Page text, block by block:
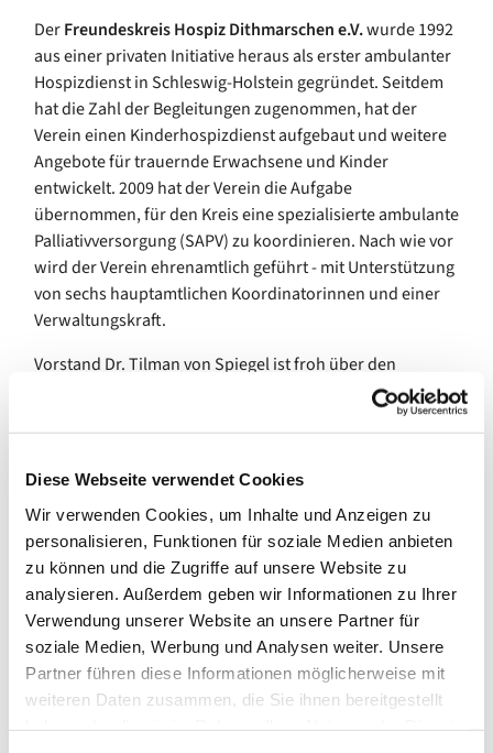
Diese Webseite verwendet Cookies
Wir verwenden Cookies, um Inhalte und Anzeigen zu
personalisieren, Funktionen für soziale Medien anbieten
zu können und die Zugriffe auf unsere Website zu
analysieren. Außerdem geben wir Informationen zu Ihrer
Verwendung unserer Website an unsere Partner für
soziale Medien, Werbung und Analysen weiter. Unsere
Partner führen diese Informationen möglicherweise mit
weiteren Daten zusammen, die Sie ihnen bereitgestellt
DerFreundeskreis Hospiz Dithmarschen e.V.wurde 1992
aus einer privaten Initiative heraus als erster ambulanter
Hospizdienst in Schleswig-Holstein gegründet. Seitdem
hat die Zahl der Begleitungen zugenommen, hat der
Verein einen Kinderhospizdienst aufgebaut und weitere
Angebote für trauernde Erwachsene und Kinder
entwickelt. 2009 hat der Verein die Aufgabe
übernommen, für den Kreis eine spezialisierte ambulante
Palliativversorgung (SAPV) zu koordinieren. Nach wie vor
wird der Verein ehrenamtlich geführt - mit Unterstützung
von sechs hauptamtlichen Koordinatorinnen und einer
Verwaltungskraft.
Vorstand Dr. Tilman von Spiegel ist froh über den
Startschuss für das stationäre Hospiz in Meldorf: „Von
Beginn an dreht sich unsere Arbeit um die Frage, wie in
sind wir zunächst oft auf Widerstände oder Ängste
sei es „das oberste Ziel der ambulanten Hospizbewegung
und unseres Vereins, das Sterben zu Hause zu
ermöglichen“, so Dr. von Spiegel. „Aber heute ist die Zeit
reif, um das gesamte hospizliche Angebot für die
Dithmarscher Bevölkerung mit einem stationären
Angebot abzurunden. Wir wissen aus unserer Arbeit und
vielen Nachfragen, dass der Bedarf ohne Zweifel besteht.
Und die gesammelten Erfahrungen der zurückliegenden
Jahre lassen uns hoffen, dass wir in der Lage sein